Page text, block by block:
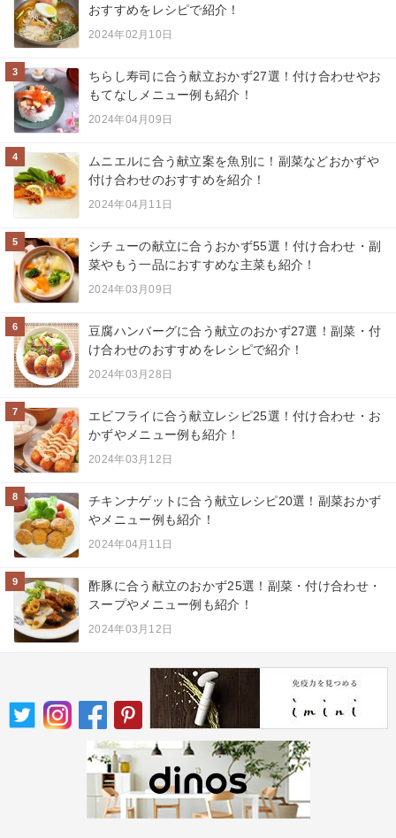
おすすめをレシピで紹介！
2024年02月10日
3
ちらし寿司に合う献立おかず27選！付け合わせやお
もてなしメニュー例も紹介！
2024年04月09日
4
ムニエルに合う献立案を魚別に！副菜などおかずや
付け合わせのおすすめを紹介！
2024年04月11日
5
シチューの献立に合うおかず55選！付け合わせ・副
菜やもう一品におすすめな主菜も紹介！
2024年03月09日
6
豆腐ハンバーグに合う献立のおかず27選！副菜・付
け合わせのおすすめをレシピで紹介！
2024年03月28日
7
エビフライに合う献立レシピ25選！付け合わせ・お
かずやメニュー例も紹介！
2024年03月12日
8
チキンナゲットに合う献立レシピ20選！副菜おかず
やメニュー例も紹介！
2024年04月11日
9
酢豚に合う献立のおかず25選！副菜・付け合わせ・
スープやメニュー例も紹介！
2024年03月12日